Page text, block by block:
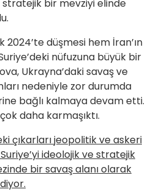
bir mevziyi elinde
2024’te düşmesi hem İran’ın
nüfuzuna büyük bir
Ukrayna’daki savaş ve
nedeniyle zor durumda
bağlı kalmaya devam etti.
daha karmaşıktı.
çıkarları jeopolitik ve askeri
ideolojik ve stratejik
bir savaş alanı olarak